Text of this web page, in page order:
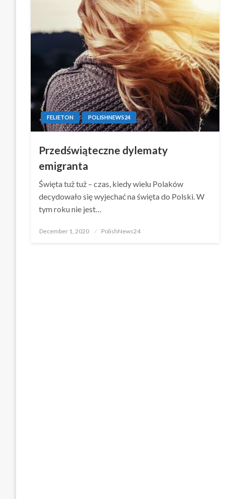
FELIETON POLISHNEWS24
Przedświąteczne dylematy
emigranta
Święta tuż tuż – czas, kiedy wielu Polaków
decydowało się wyjechać na święta do Polski. W
tym roku nie jest…
Posted
December 1, 2020 PolishNews24